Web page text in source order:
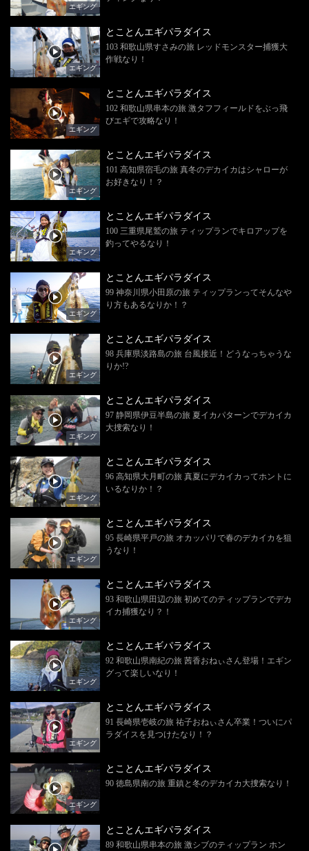
エギング
エギング
とことんエギパラダイス
103 和歌山県すさみの旅 レッドモンスター捕獲大
作戦なり！
エギング
とことんエギパラダイス
102 和歌山県串本の旅 激タフフィールドをぶっ飛
びエギで攻略なり！
エギング
とことんエギパラダイス
101 高知県宿毛の旅 真冬のデカイカはシャローが
お好きなり！？
エギング
とことんエギパラダイス
100 三重県尾鷲の旅 ティップランでキロアップを
釣ってやるなり！
エギング
とことんエギパラダイス
99 神奈川県小田原の旅 ティップランってそんなや
り方もあるなりか！？
エギング
とことんエギパラダイス
98 兵庫県淡路島の旅 台風接近！どうなっちゃうな
りか!?
エギング
とことんエギパラダイス
97 静岡県伊豆半島の旅 夏イカパターンでデカイカ
大捜索なり！
エギング
とことんエギパラダイス
96 高知県大月町の旅 真夏にデカイカってホントに
いるなりか！？
エギング
とことんエギパラダイス
95 長崎県平戸の旅 オカッパリで春のデカイカを狙
うなり！
エギング
とことんエギパラダイス
93 和歌山県田辺の旅 初めてのティップランでデカ
イカ捕獲なり？！
エギング
とことんエギパラダイス
92 和歌山県南紀の旅 茜香おねぃさん登場！エギン
グって楽しいなり！
エギング
とことんエギパラダイス
91 長崎県壱岐の旅 祐子おねぃさん卒業！ついにパ
ラダイスを見つけたなり！？
エギング
とことんエギパラダイス
90 徳島県南の旅 重鎮と冬のデカイカ大捜索なり！
とことんエギパラダイス
89 和歌山県串本の旅 激シブのティップラン ホン